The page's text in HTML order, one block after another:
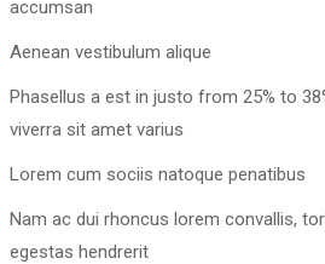
accumsan
Aenean vestibulum alique
Phasellus a est in justo from 25% to
viverra sit amet varius
Lorem cum sociis natoque penatibus
Nam ac dui rhoncus lorem convallis,
egestas hendrerit